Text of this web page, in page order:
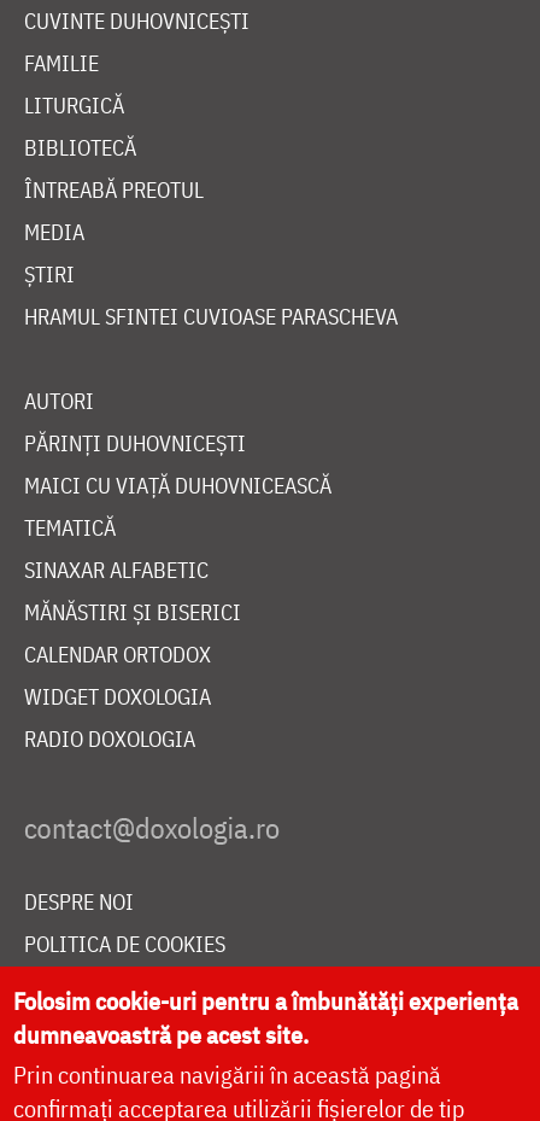
CUVINTE DUHOVNICEȘTI
FAMILIE
LITURGICĂ
BIBLIOTECĂ
ÎNTREABĂ PREOTUL
MEDIA
ȘTIRI
HRAMUL SFINTEI CUVIOASE PARASCHEVA
AUTORI
PĂRINȚI DUHOVNICEȘTI
MAICI CU VIAȚĂ DUHOVNICEASCĂ
TEMATICĂ
SINAXAR ALFABETIC
MĂNĂSTIRI ȘI BISERICI
CALENDAR ORTODOX
WIDGET DOXOLOGIA
RADIO DOXOLOGIA
DESPRE NOI
POLITICA DE COOKIES
DONEAZĂ ONLINE PENTRU CATEDRALA NAȚIONALĂ
LIVE
Folosim cookie-uri pentru a îmbunătăți experiența
dumneavoastră pe acest site.
Prin continuarea navigării în această pagină
confirmați acceptarea utilizării fișierelor de tip